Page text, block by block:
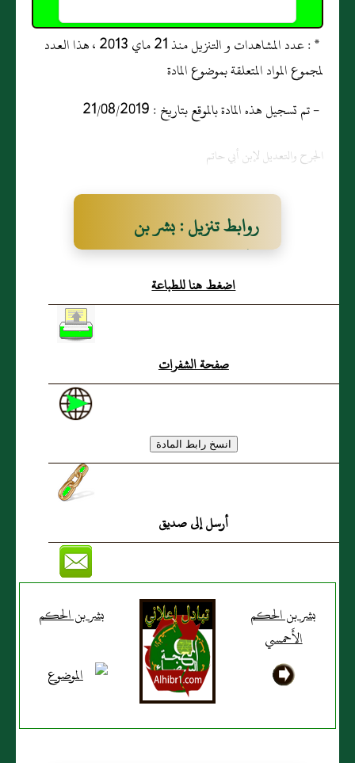
* : عدد المشاهدات و التنزيل منذ 21 ماي 2013 ، هذا العدد
لمجموع المواد المتعلقة بموضوع المادة
- تم تسجيل هذه المادة بالموقع بتاريخ : 21/08/2019
الجرح والتعديل لإبن أبي حاتم
روابط تنزيل : بشر بن
الحكم العَبدي،
النيسابوري
اضغط هنا للطباعة
صفحة الشفرات
أرسل إلى صديق
بشر بن الحكم
الأَحمسي
بشر بن الحكم